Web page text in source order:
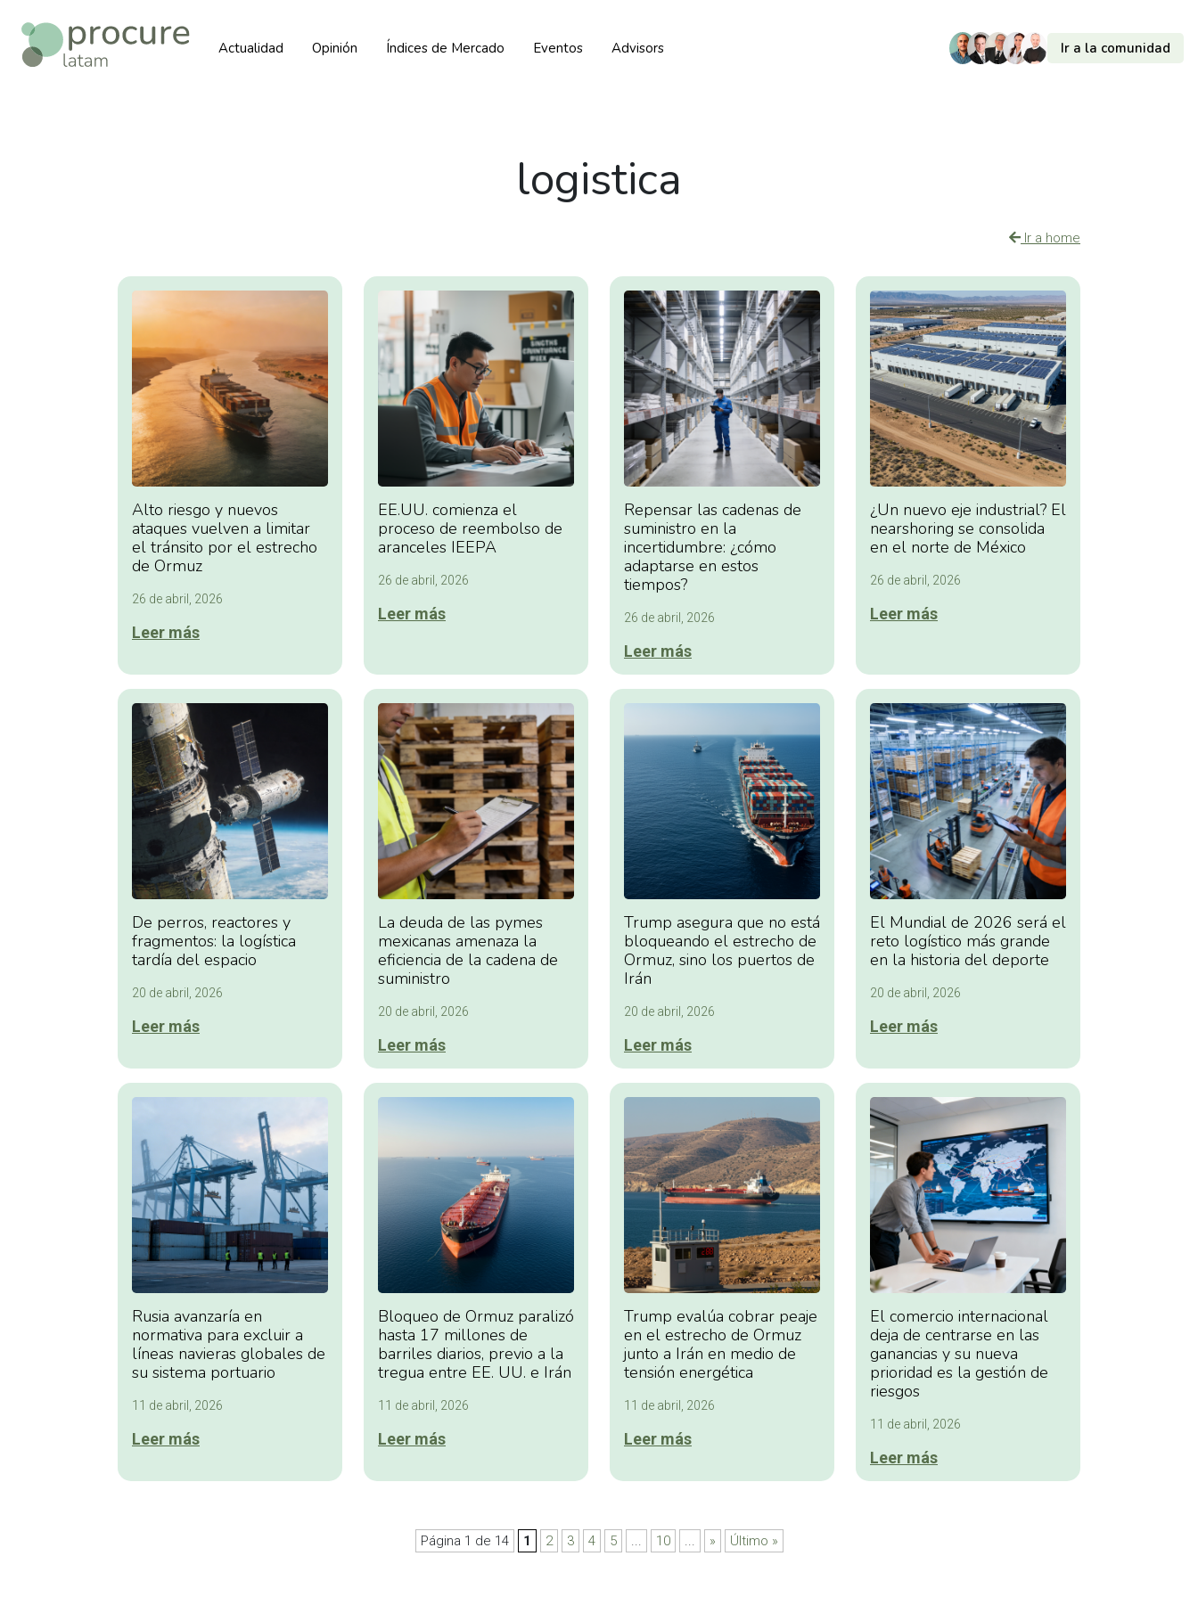
Actualidad Opinión Índices de Mercado Eventos Advisors Ir a la comunidad
logistica
Ir a home
Alto riesgo y nuevos
ataques vuelven a limitar
el tránsito por el estrecho
de Ormuz
26 de abril, 2026
Leer más
EE.UU. comienza el
proceso de reembolso de
aranceles IEEPA
26 de abril, 2026
Leer más
Repensar las cadenas de
suministro en la
incertidumbre: ¿cómo
adaptarse en estos
tiempos?
26 de abril, 2026
Leer más
¿Un nuevo eje industrial? El
nearshoring se consolida
en el norte de México
26 de abril, 2026
Leer más
De perros, reactores y
fragmentos: la logística
tardía del espacio
20 de abril, 2026
Leer más
La deuda de las pymes
mexicanas amenaza la
eficiencia de la cadena de
suministro
20 de abril, 2026
Leer más
Trump asegura que no está
bloqueando el estrecho de
Ormuz, sino los puertos de
Irán
20 de abril, 2026
Leer más
El Mundial de 2026 será el
reto logístico más grande
en la historia del deporte
20 de abril, 2026
Leer más
Rusia avanzaría en
normativa para excluir a
líneas navieras globales de
su sistema portuario
11 de abril, 2026
Leer más
Bloqueo de Ormuz paralizó
hasta 17 millones de
barriles diarios, previo a la
tregua entre EE. UU. e Irán
11 de abril, 2026
Leer más
Trump evalúa cobrar peaje
en el estrecho de Ormuz
junto a Irán en medio de
tensión energética
11 de abril, 2026
Leer más
El comercio internacional
deja de centrarse en las
ganancias y su nueva
prioridad es la gestión de
riesgos
11 de abril, 2026
Leer más
Página 1 de 14 1 2 3 4 5 ... 10 ... » Último »